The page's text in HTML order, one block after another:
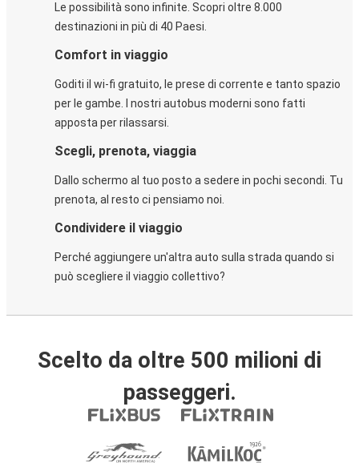
Le possibilità sono infinite. Scopri oltre 8.000
destinazioni in più di 40 Paesi.
Comfort in viaggio
Goditi il wi-fi gratuito, le prese di corrente e tanto spazio
per le gambe. I nostri autobus moderni sono fatti
apposta per rilassarsi.
Scegli, prenota, viaggia
Dallo schermo al tuo posto a sedere in pochi secondi. Tu
prenota, al resto ci pensiamo noi.
Condividere il viaggio
Perché aggiungere un'altra auto sulla strada quando si
può scegliere il viaggio collettivo?
Scelto da oltre 500 milioni di
passeggeri.